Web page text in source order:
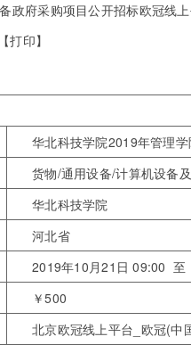
政府采购项目公开招标欧冠线
【打印】
华北科技学院2019年管理
货物/通用设备/计算机设备
华北科技学院
河北省
2019年10月21日 09:00
￥500
北京欧冠线上平台_欧冠(中